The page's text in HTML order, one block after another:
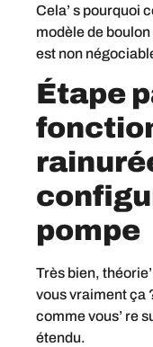
Cela’ s pourquoi
modèle de
est non
Étape
pompe
Très bien,
vous vraiment ça
comme vous’ re
étendu.